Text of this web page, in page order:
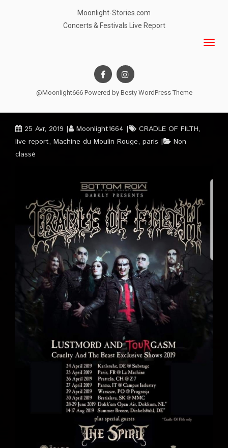
Moonlight-Stories.com
Concerts & Festivals Live Report
@Moonlight666 Powered by Besty WordPress Theme
25 Avr, 2019 Moonlight1664 CRADLE OF FILTH,
live report, Machine du Moulin Rouge, paris
Non
classé